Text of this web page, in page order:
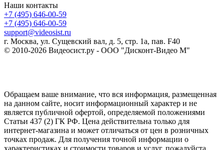
Наши контакты
+7 (495) 646-00-59
+7 (495) 646-00-59
support@videosist.ru
г. Москва, ул. Сущевский вал, д. 5, стр. 1а, пав. F40
© 2010-2026 Видеосист.ру - ООО "Дисконт-Видео М"
Обращаем ваше внимание, что вся информация, размещенная
на данном сайте, носит информационный характер и не
является публичной офертой, определяемой положениями
Статьи 437 (2) ГК РФ. Цена действительна только для
интернет-магазина и может отличаться от цен в розничных
точках продаж. Для получения точной информации о
характеристиках и стоимости товаров и услуг, пожалуйста,